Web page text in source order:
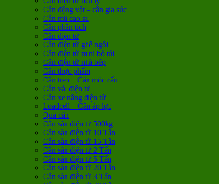
Cân động vật – cân gia súc
Cân mũ cao su
Cân phân tích
Cân điện tử
Cân điện tử ghế ngồi
Cân điện tử mini bỏ túi
Cân điện tử nhà bếp
Cân thực phẩm
Cân treo – Cân móc cẩu
Cân vải điện tử
Cân xe nâng điện tử
Loadcell – Cân áp lực
Quả cân
Cân sàn điện tử 500kg
Cân sàn điện tử 10 Tấn
Cân sàn điện tử 15 Tấn
Cân sàn điện tử 2 Tấn
Cân sàn điện tử 5 Tấn
Cân sàn điện tử 20 Tấn
Cân sàn điện tử 3 Tấn